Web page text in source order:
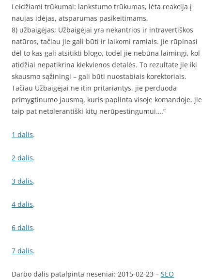
Leidžiami trūkumai: lankstumo trūkumas, lėta reakcija į
naujas idėjas, atsparumas pasikeitimams.
8) užbaigėjas; Užbaigėjai yra nekantrios ir intravertiškos
natūros, tačiau jie gali būti ir laikomi ramiais. Jie rūpinasi
dėl to kas gali atsitikti blogo, todėl jie nebūna laimingi, kol
atidžiai nepatikrina kiekvienos detalės. To rezultate jie iki
skausmo sąžiningi – gali būti nuostabiais korektoriais.
Tačiau Užbaigėjai ne itin pritariantys, jie perduoda
primygtinumo jausmą, kuris paplinta visoje komandoje, jie
taip pat netolerantiški kitų nerūpestingumui….”
1 dalis.
2 dalis.
3 dalis.
4 dalis.
6 dalis.
7 dalis.
Darbo dalis patalpinta neseniai: 2015-02-23 – SEO